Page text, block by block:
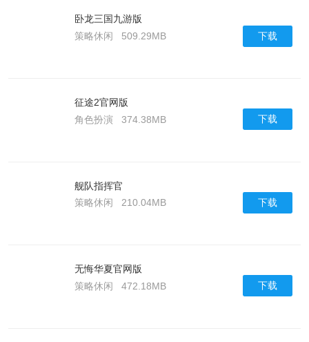
卧龙三国九游版
策略休闲
509.29MB 下载
征途2官网版
角色扮演
374.38MB 下载
舰队指挥官
策略休闲
210.04MB 下载
无悔华夏官网版
策略休闲
472.18MB 下载